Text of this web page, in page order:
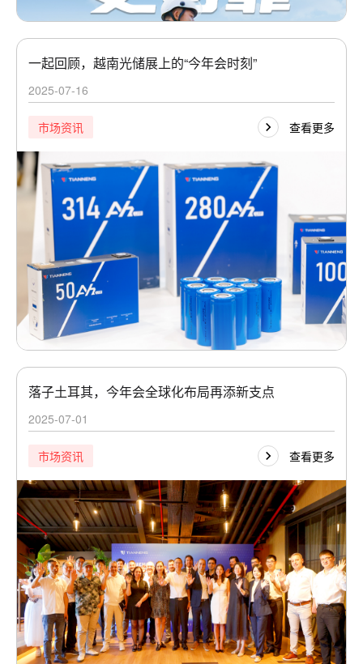
一起回顾，越南光储展上的“今年会时刻”
2025-07-16
市场资讯 查看更多
落子土耳其，今年会全球化布局再添新支点
2025-07-01
市场资讯 查看更多